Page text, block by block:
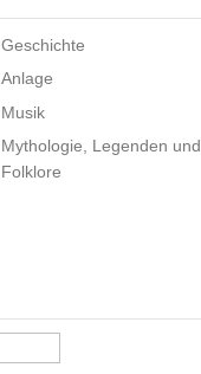
Geschichte
Anlage
Musik
Mythologie, Legenden und
Folklore